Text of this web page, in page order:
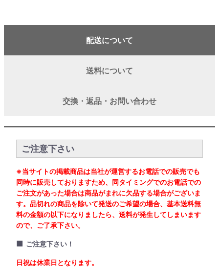
配送について
送料について
交換・返品・お問い合わせ
ご注意下さい
※当サイトの掲載商品は当社が運営するお電話での販売でも
同時に販売しておりますため、同タイミングでのお電話での
ご注文があった場合は商品がまれに欠品する場合がございま
す。品切れの商品を除いて発送のご希望の場合、基本送料無
料の金額の以下になりましたら、送料が発生してしまいます
ので、ご了承下さい。
■ ご注意下さい！
日祝は休業日となります。